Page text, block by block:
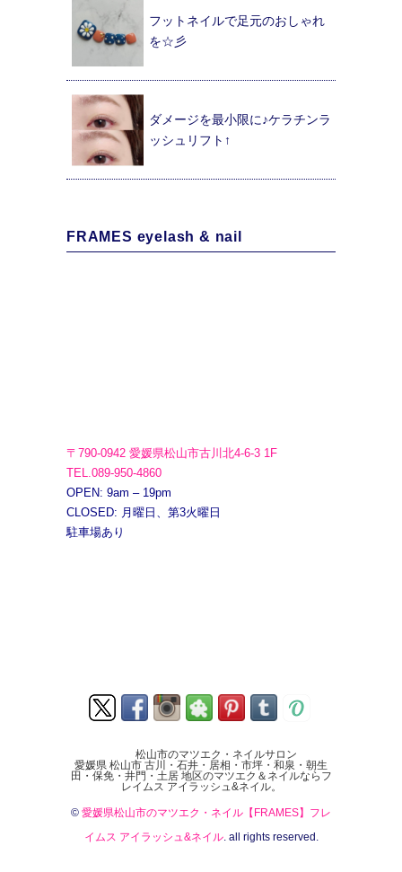
フットネイルで足元のおしゃれ
を☆彡
ダメージを最小限に♪ケラチンラ
ッシュリフト↑
FRAMES eyelash & nail
〒790-0942 愛媛県松山市古川北4-6-3 1F
TEL.089-950-4860
OPEN: 9am – 19pm
CLOSED: 月曜日、第3火曜日
駐車場あり
松山市のマツエク・ネイルサロン
愛媛県 松山市 古川・石井・居相・市坪・和泉・朝生
田・保免・井門・土居 地区のマツエク＆ネイルならフ
レイムス アイラッシュ&ネイル。
© 愛媛県松山市のマツエク・ネイル【FRAMES】フレ
イムス アイラッシュ&ネイル. all rights reserved.